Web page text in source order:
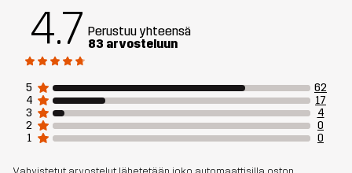
4.7 Perustuu yhteensä
83 arvosteluun
5
62
4
17
3
4
2
0
1
0